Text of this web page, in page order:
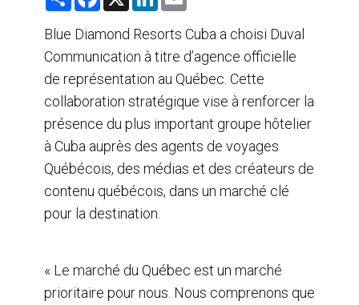
e
e
b
o
k
k
e
d
n
i
l
Blue Diamond Resorts Cuba a choisi Duval
Communication à titre d’agence officielle
de représentation au Québec. Cette
collaboration stratégique vise à renforcer la
présence du plus important groupe hôtelier
à Cuba auprès des agents de voyages
Québécois, des médias et des créateurs de
contenu québécois, dans un marché clé
pour la destination.
« Le marché du Québec est un marché
prioritaire pour nous. Nous comprenons que